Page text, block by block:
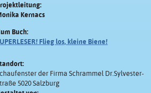
Kernacs
Buch:
Flieg los, kleine Biene!
der Firma Schrammel Dr.Sylvester-
5020 Salzburg